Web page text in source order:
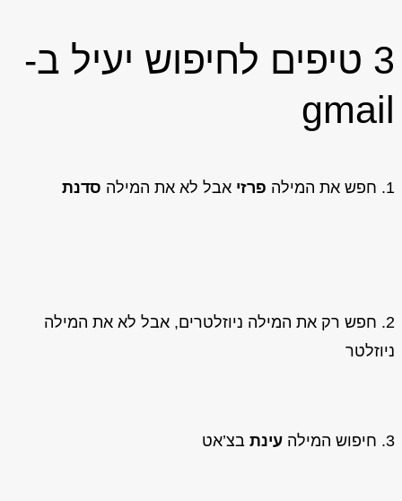
3 טיפים לחיפוש יעיל ב-
gmail
1. חפש את המילה פרזי אבל לא את המילה סדנת
2. חפש רק את המילה ניוזלטרים, אבל לא את המילה
ניוזלטר
3. חיפוש המילה עינת בצ’אט